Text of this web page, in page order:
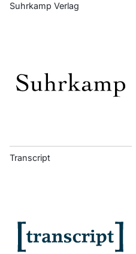
Suhrkamp Verlag
Transcript